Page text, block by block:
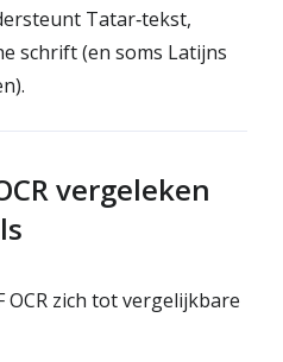
Tatar‑tekst,
schrift (en soms Latijns
vergeleken
zich tot vergelijkbare